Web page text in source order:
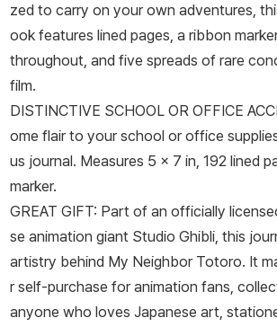
zed to carry on your own adventures,
ook features lined pages, a ribbon
throughout, and five spreads of rare
film.
DISTINCTIVE SCHOOL OR OFFICE
ome flair to your school or office
us journal. Measures 5 x 7 in, 192 lined
marker.
GREAT GIFT: Part of an officially
se animation giant Studio Ghibli, this
artistry behind My Neighbor Totoro. It
r self-purchase for animation fans,
anyone who loves Japanese art,